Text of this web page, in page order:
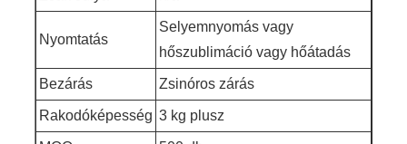
Nyomtatás
Selyemnyomás vagy
hőszublimáció vagy hőátadás
Bezárás Zsinóros zárás
Rakodóképesség 3 kg plusz